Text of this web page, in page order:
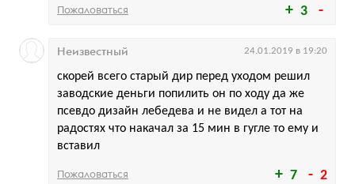
3
Пожаловаться
7 2
скорей всего старый дир перед уходом решил
заводские деньги попилить он по ходу да же
псевдо дизайн лебедева и не видел а тот на
радостях что накачал за 15 мин в гугле то ему и
вставил
Неизвестный 24.01.2019 в 19:20
Пожаловаться